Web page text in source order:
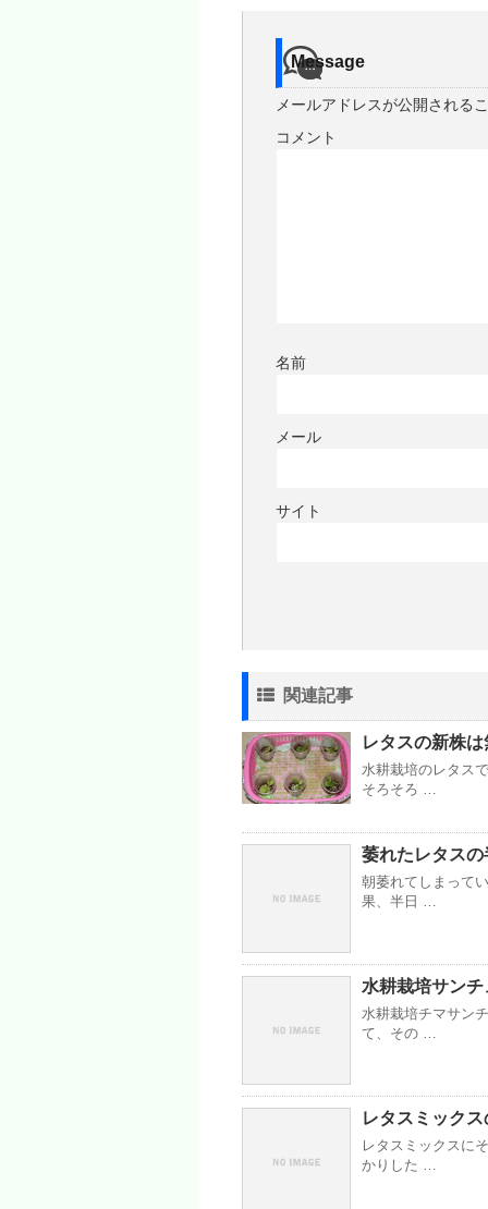
Message
メールアドレスが公開される
コメント
名前
メール
サイト
関連記事
レタスの新株
水耕栽培のレタス
そろそろ …
萎れたレタスの
朝萎れてしまって
果、半日 …
水耕栽培サン
水耕栽培チマサン
て、その …
レタスミック
レタスミックスに
かりした …